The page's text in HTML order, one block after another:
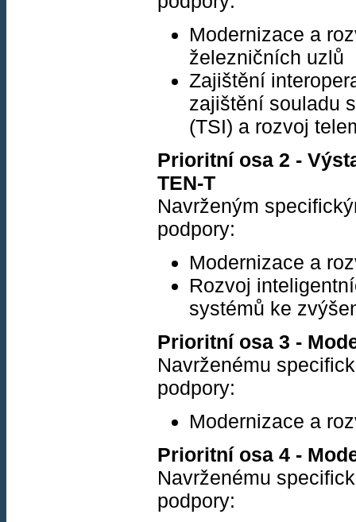
Modernizace a
železničních uzlů
Zajištění
zajištění souladu
(TSI) a rozvoj
Prioritní osa 2 -
TEN-T
Navrženým
podpory:
Modernizace a
Rozvoj
systémů ke
Prioritní osa 3 -
Navrženému
podpory:
Modernizace a
Prioritní osa 4 -
Navrženému
podpory: